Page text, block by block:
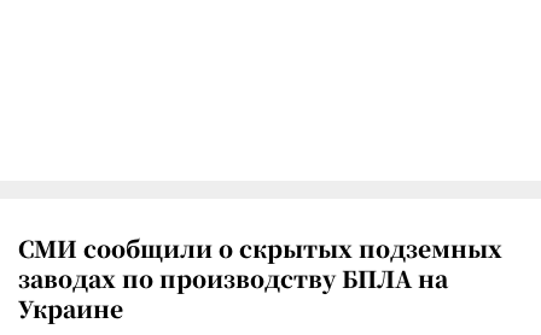
СМИ сообщили о скрытых подземных
заводах по производству БПЛА на
Украине